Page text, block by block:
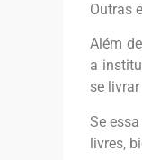
Outras
Além
a
se
Se
livres,